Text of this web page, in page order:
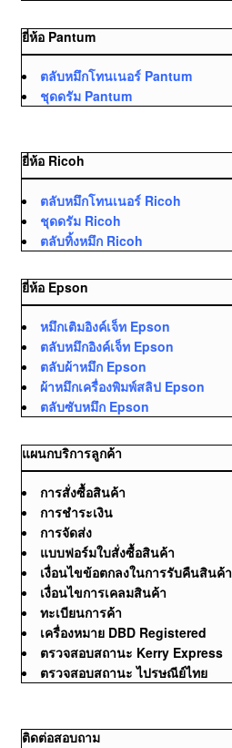
ยี่ห้อ Pantum
ตลับหมึกโทนเนอร์ Pantum
ชุดดรัม Pantum
ยี่ห้อ Ricoh
ตลับหมึกโทนเนอร์ Ricoh
ชุดดรัม Ricoh
ตลับทิ้งหมึก Ricoh
ยี่ห้อ Epson
หมึกเติมอิงค์เจ็ท Epson
ตลับหมึกอิงค์เจ็ท Epson
ตลับผ้าหมึก Epson
ผ้าหมึกเครื่องพิมพ์สลิป Epson
ตลับซับหมึก Epson
แผนกบริการลูกค้า
การสั่งซื้อสินค้า
การชำระเงิน
การจัดส่ง
แบบฟอร์มใบสั่งซื้อสินค้า
เงื่อนไขข้อตกลงในการรับคืนสินค้า
เงื่อนไขการเคลมสินค้า
ทะเบียนการค้า
เครื่องหมาย DBD Registered
ตรวจสอบสถานะ Kerry Express
ตรวจสอบสถานะ ไปรษณีย์ไทย
ติดต่อสอบถาม